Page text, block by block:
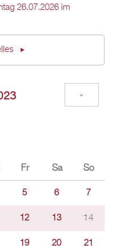
26.07.2026 im
»
Fr Sa So
5 6 7
12 13 14
19 20 21